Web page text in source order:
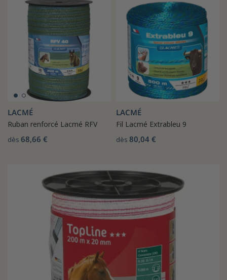
LACMÉ
Ruban renforcé Lacmé RFV
dès 68,66 €
LACMÉ
Fil Lacmé Extrableu 9
dès 80,04 €